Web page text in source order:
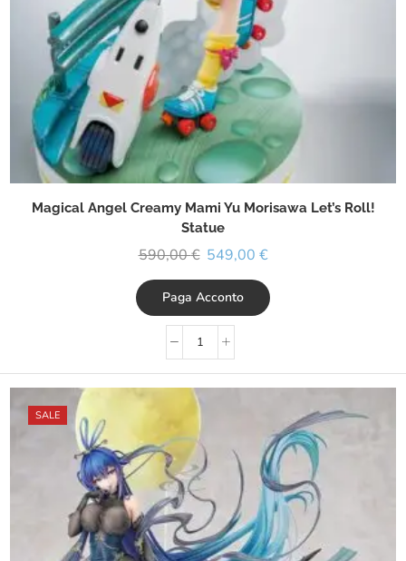
Magical Angel Creamy Mami Yu Morisawa Let’s Roll!
Statue
590,00€ 549,00 €
Paga Acconto
SALE